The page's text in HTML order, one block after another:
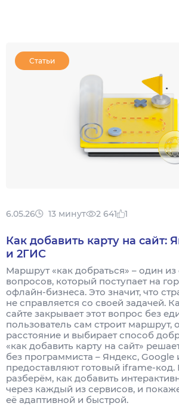
Статьи
6.05.26 13 минут 2 641 1
Как добавить карту на сайт:
и 2ГИС
Маршрут «как добраться» – один
вопросов, который поступает на
офлайн-бизнеса. Это значит, что
не справляется со своей задачей.
сайте закрывает этот вопрос без
пользователь сам строит маршрут,
расстояние и выбирает способ
«как добавить карту на сайт»
без программиста – Яндекс, Google
предоставляют готовый iframe-код.
разберём, как добавить
через каждый из сервисов, и
её адаптивной и быстрой.